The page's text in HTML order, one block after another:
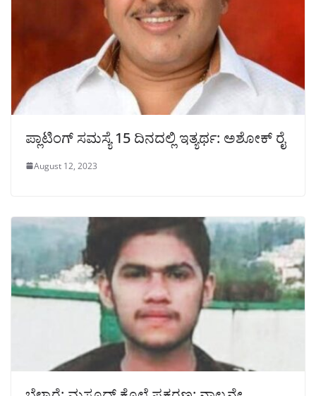
ಪ್ಲಾಟಿಂಗ್ ಸಮಸ್ಯೆ 15 ದಿನದಲ್ಲಿ ಇತ್ಯರ್ಥ: ಅಶೋಕ್ ರೈ
August 12, 2023